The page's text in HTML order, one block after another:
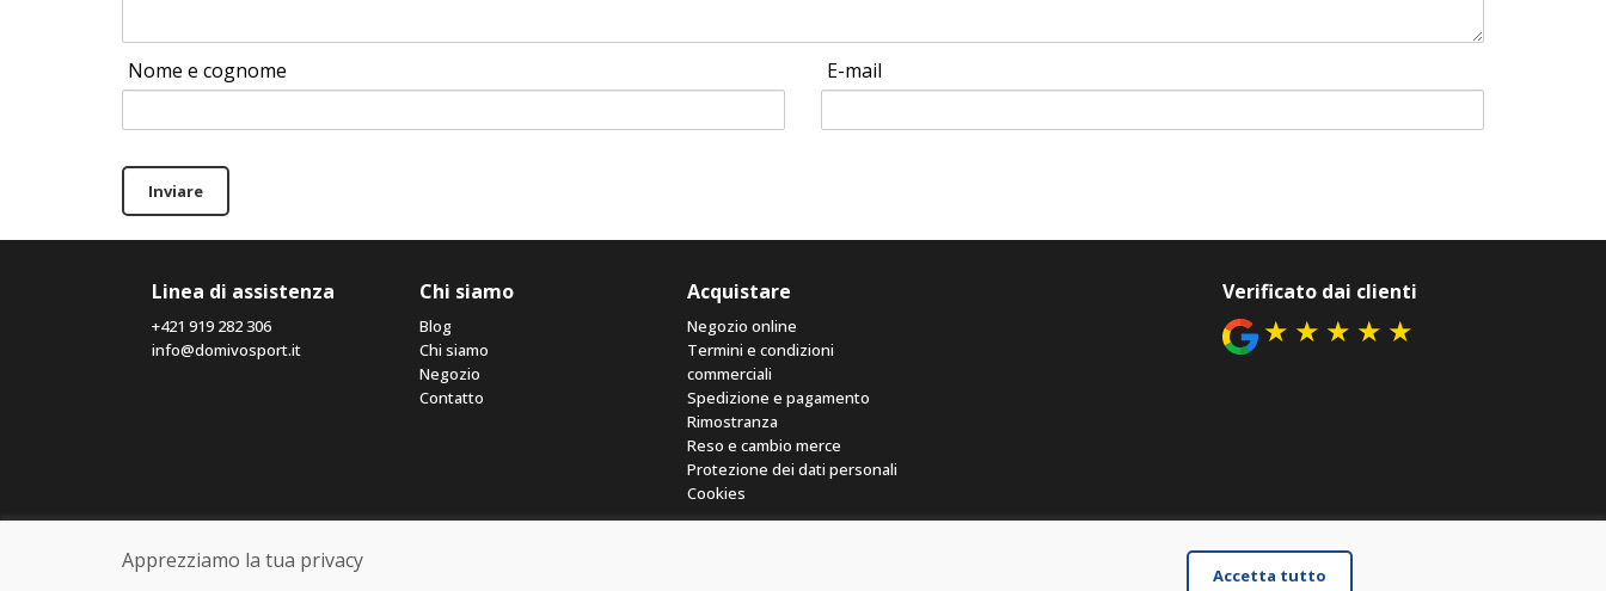
Nome e cognome E-mail
Inviare
Linea di assistenza
+421 919 282 306
info@domivosport.it
Chi siamo
Blog
Chi siamo
Negozio
Contatto
Acquistare
Negozio online
Termini e condizioni
commerciali
Spedizione e pagamento
Rimostranza
Reso e cambio merce
Protezione dei dati personali
Cookies
Verificato dai clienti
★ ★ ★ ★ ★
Apprezziamo la tua privacy
Accetta tutto